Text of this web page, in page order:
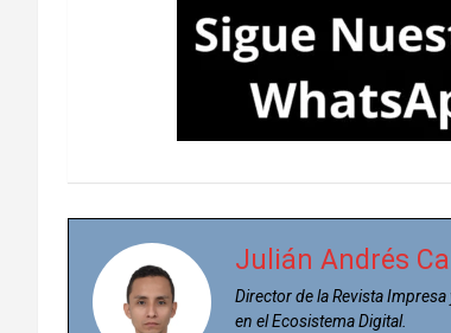
Julián Andrés
Director de la Revista
en el Ecosistema Digital.